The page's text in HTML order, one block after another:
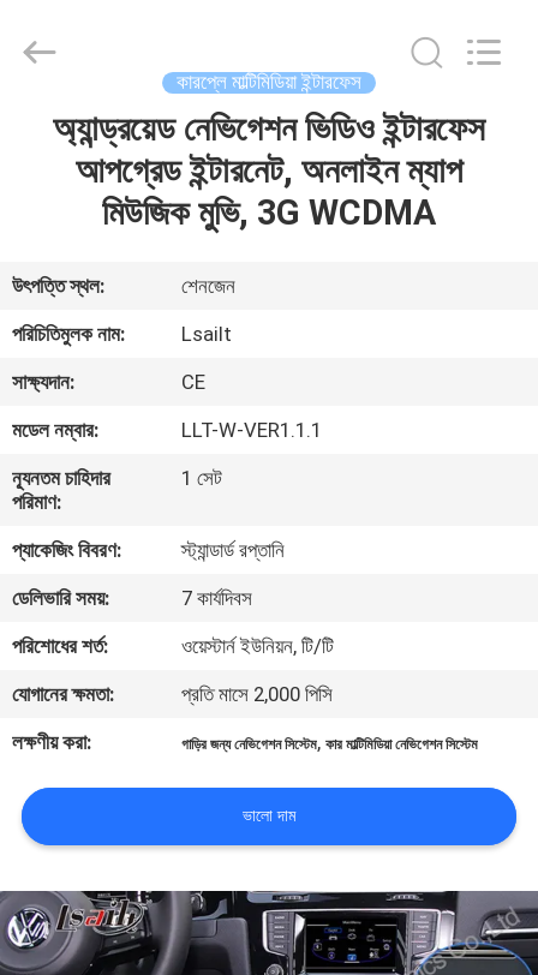
ভিডিও
সম্পর্কে
কারখানা
মান
নিয়ন্ত্রণ
যোগাযোগ
করুন
খবর
কেস
Electron
Co.,Ltd.
কারপ্লে মাল্টিমিডিয়া ইন্টারফেস
অ্যান্ড্রয়েড নেভিগেশন ভিডিও ইন্টারফেস
আপগ্রেড ইন্টারনেট, অনলাইন ম্যাপ
মিউজিক মুভি, 3G WCDMA
উৎপত্তি স্থল:
শেনজেন
পরিচিতিমুলক নাম:
Lsailt
সাক্ষ্যদান:
CE
মডেল নম্বার:
LLT-W-VER1.1.1
ন্যূনতম চাহিদার
পরিমাণ:
1 সেট
প্যাকেজিং বিবরণ:
স্ট্যান্ডার্ড রপ্তানি
ডেলিভারি সময়:
7 কার্যদিবস
পরিশোধের শর্ত:
ওয়েস্টার্ন ইউনিয়ন, টি/টি
যোগানের ক্ষমতা:
প্রতি মাসে 2,000 পিসি
লক্ষণীয় করা:
গাড়ির জন্য নেভিগেশন সিস্টেম,কার মাল্টিমিডিয়া নেভিগেশন সিস্টেম
ভালো দাম